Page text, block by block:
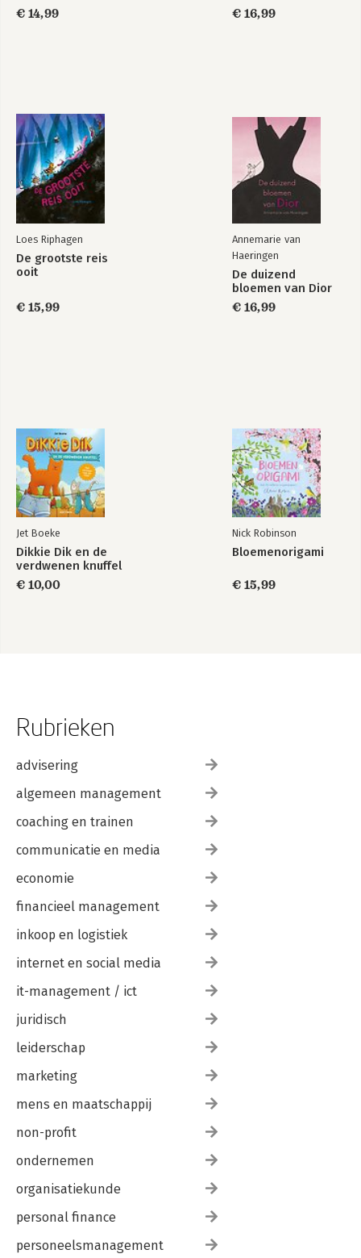
€ 14,99
€ 16,99
Loes Riphagen
De grootste reis
ooit
€ 15,99
Annemarie van
Haeringen
De duizend
bloemen van Dior
€ 16,99
Jet Boeke
Dikkie Dik en de
verdwenen knuffel
€ 10,00
Nick Robinson
Bloemenorigami
€ 15,99
Rubrieken
advisering
algemeen management
coaching en trainen
communicatie en media
economie
financieel management
inkoop en logistiek
internet en social media
it-management / ict
juridisch
leiderschap
marketing
mens en maatschappij
non-profit
ondernemen
organisatiekunde
personal finance
personeelsmanagement